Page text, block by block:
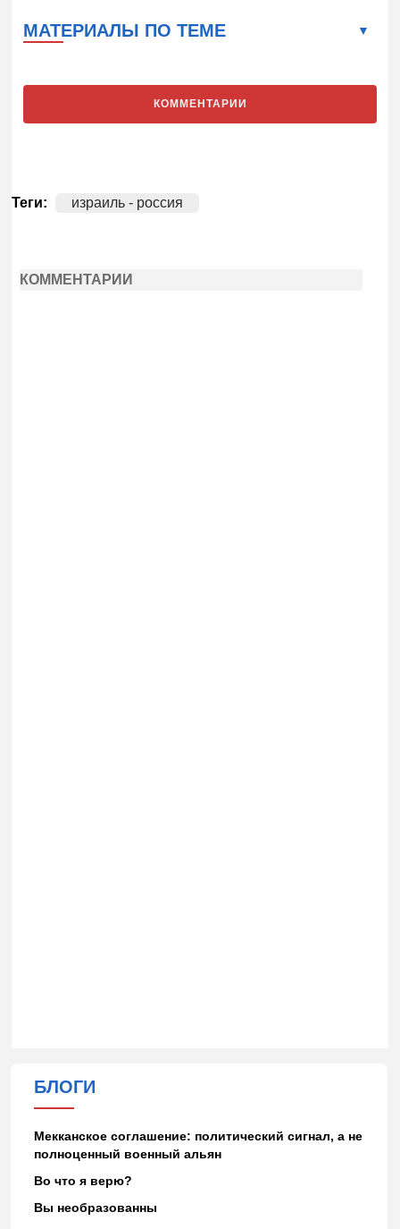
МАТЕРИАЛЫ ПО ТЕМЕ
КОММЕНТАРИИ
Теги: израиль - россия
КОММЕНТАРИИ
БЛОГИ
Мекканское соглашение: политический сигнал, а не
полноценный военный альян
Во что я верю?
Вы необразованны